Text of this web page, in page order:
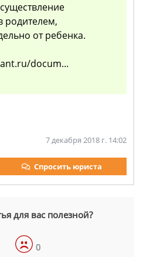
родителем,
от ребенка.
docum...
7 декабря 2018 г. 14:02
Спросить юриста
для вас полезной?
0